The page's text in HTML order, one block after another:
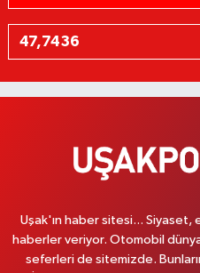
Uşak'ın haber sitesi... Siyaset,
haberler veriyor. Otomobil
seferleri de sitemizde.